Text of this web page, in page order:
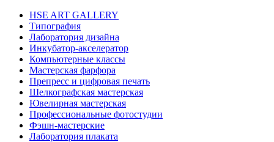
HSE ART GALLERY
Типография
Лаборатория дизайна
Инкубатор-акселератор
Компьютерные классы
Мастерская фарфора
Препресс и цифровая печать
Шелкографская мастерская
Ювелирная мастерская
Профессиональные фотостудии
Фэшн-мастерские
Лаборатория плаката